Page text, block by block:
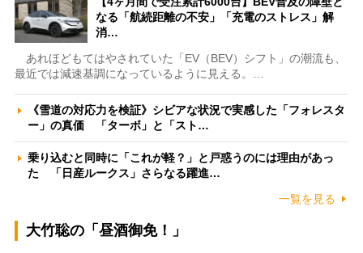
なる「航続距離の不安」「充電のストレス」解
消…
あれほどもてはやされていた「EV（BEV）シフト」の潮流も、
最近では減速基調になっているように見える。…
《雪道の対応力を検証》シビアな状況で実感した「フォレスタ
ー」の真価 「ターボ」と「スト…
乗り込むと同時に「これが軽？」と戸惑うのには理由があっ
た 「日産ルークス」さらなる躍進…
一覧を見る
大竹聡の「昼酒御免！」